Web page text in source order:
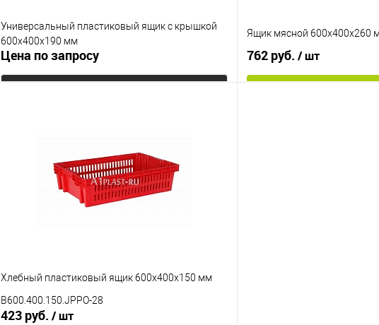
Универсальный пластиковый ящик с крышкой
600х400х190 мм
Цена по запросу
Под заказ
Ящик мясной 600х400х260
762 руб. / шт
Хлебный пластиковый ящик 600х400х150 мм
B600.400.150.JPPO-28
423 руб. / шт